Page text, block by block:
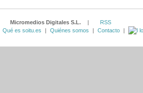
Micromedios Digitales S.L. |
RSS
Qué es soitu.es
| Quiénes somos | Contacto |